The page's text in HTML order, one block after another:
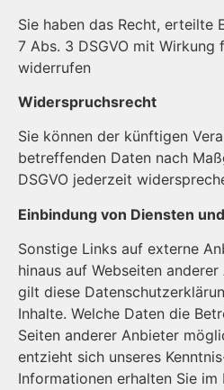
Sie haben das Recht, erteilte
7 Abs. 3 DSGVO mit Wirkung
widerrufen
Widerspruchsrecht
Sie können der künftigen
betreffenden Daten nach
DSGVO jederzeit
Einbindung von Diensten
Sonstige Links auf externe
hinaus auf Webseiten
gilt diese
Inhalte. Welche Daten die
Seiten anderer Anbieter
entzieht sich unseres
Informationen erhalten Sie